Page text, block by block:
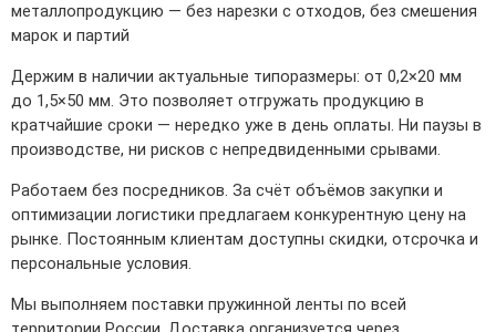
металлопродукцию — без нарезки с отходов, без смешения
марок и партий
Держим в наличии актуальные типоразмеры: от 0,2×20 мм
до 1,5×50 мм. Это позволяет отгружать продукцию в
кратчайшие сроки — нередко уже в день оплаты. Ни паузы в
производстве, ни рисков с непредвиденными срывами.
Работаем без посредников. За счёт объёмов закупки и
оптимизации логистики предлагаем конкурентную цену на
рынке. Постоянным клиентам доступны скидки, отсрочка и
персональные условия.
Мы выполняем поставки пружинной ленты по всей